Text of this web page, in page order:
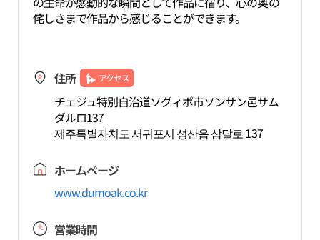
侘しさまで作品から感じることができます。
住所 アクセス
チェジュ特別自治道ソグィポ市ソンサン邑サム
ダルロ137
제주특별자치도 서귀포시 성산읍 삼달로 137
ホームページ
www.dumoak.co.kr
営業時間